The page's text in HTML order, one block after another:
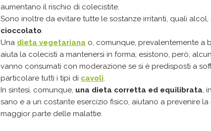
aumentano il rischio di colecistite.
Sono inoltre da evitare tutte le sostanze irritanti, quali
cioccolato.
Una dieta vegetariana o, comunque, prevalentemente a
aiuta la colecisti a mantenersi in forma; esistono, però,
vanno consumati con moderazione se si è predisposti a
particolare tutti i tipi di cavoli.
In sintesi, comunque, una dieta corretta ed equilibrata,
sano e a un costante esercizio fisico, aiutano a prevenire
maggior parte delle malattie.